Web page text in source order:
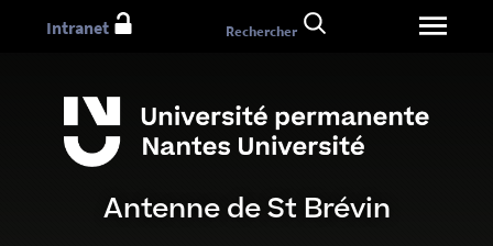
au
Antenne de St Brévin
Intranet Rechercher